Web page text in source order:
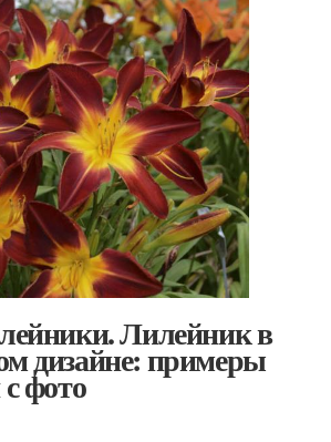
Лилейник в
дизайне: примеры
фото